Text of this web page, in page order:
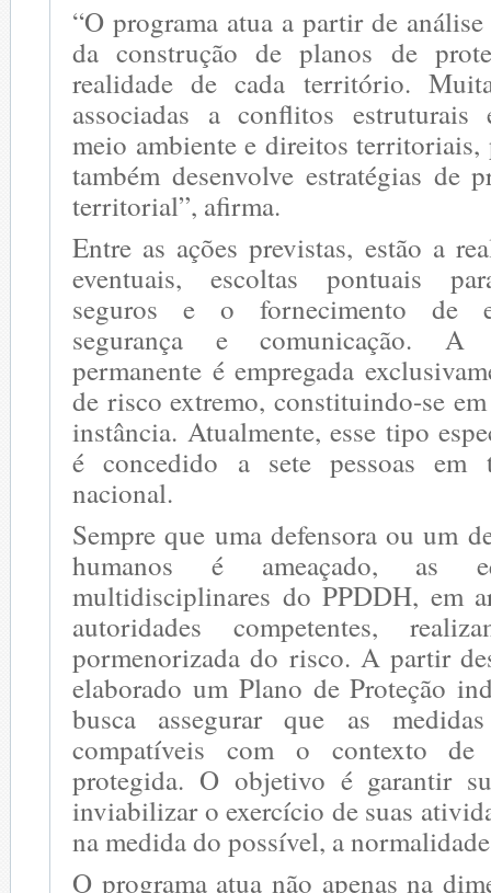
“O programa atua a partir de
da construção de planos de
realidade de cada território.
associadas a conflitos estruturais
meio ambiente e direitos
também desenvolve estratégias de
territorial”, afirma.
Entre as ações previstas, estão a
eventuais, escoltas pontuais
seguros e o fornecimento de
segurança e comunicação. A
permanente é empregada
de risco extremo, constituindo-se
instância. Atualmente, esse tipo
é concedido a sete pessoas
nacional.
Sempre que uma defensora ou um
humanos é ameaçado, as
multidisciplinares do PPDDH, em
autoridades competentes,
pormenorizada do risco. A partir
elaborado um Plano de Proteção
busca assegurar que as
compatíveis com o contexto
protegida. O objetivo é garantir
inviabilizar o exercício de suas
na medida do possível, a
O programa atua não apenas na